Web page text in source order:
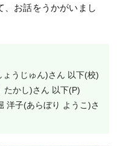
お話をうかがいまし
うじゅん)さん 以下(校)
たかし)さん 以下(P)
洋子(あらぼり ようこ)さ